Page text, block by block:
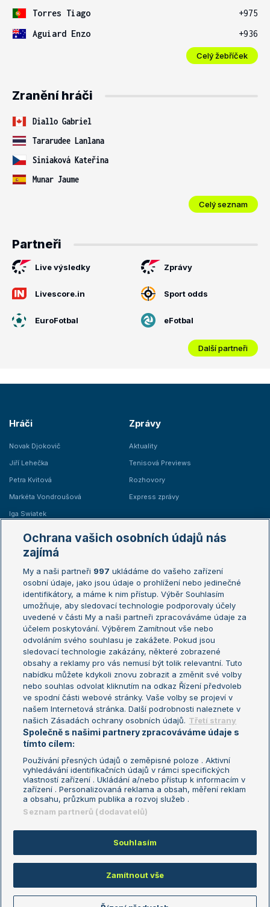
Torres Tiago
+975
Aguiard Enzo
+936
Celý žebříček
Zranění hráči
Diallo Gabriel
Tararudee Lanlana
Siniaková Kateřina
Munar Jaume
Celý seznam
Partneři
Live výsledky Zprávy
Livescore.in Sport odds
EuroFotbal eFotbal
Další partneři
Hráči
Novak Djokovič
Jiří Lehečka
Petra Kvitová
Markéta Vondroušová
Iga Swiatek
Zprávy
Aktuality
Tenisová Previews
Rozhovory
Express zprávy
Žebříčky
Žebříček ATP (muži)
Žebříček WTA (ženy)
Sázkařský žebříček
Australian Open
French Open
Wimbledon
US Open
Turnaj mistrů
Turnaj mistryň
Aktualní trendy
Fotbalové přestupy
Livesport Daily
LS Prague Open
Podmínky užití
Nastavení soukromí
GDPR a žurnalistika
Reklama
Kontakt
Informace o zpracování osobních
údajů
Copyright © 2008-2026 TenisPortal.cz. Využíváme zpravodajství ČTK.
Ochrana vašich osobních údajů nás
zajímá
My a naši partneři 997 ukládáme do vašeho zařízení
osobní údaje, jako jsou údaje o prohlížení nebo jedinečné
identifikátory, a máme k nim přístup. Výběr Souhlasím
umožňuje, aby sledovací technologie podporovaly účely
uvedené v části My a naši partneři zpracováváme údaje za
účelem poskytování. Výběrem Zamítnout vše nebo
odvoláním svého souhlasu je zakážete. Pokud jsou
sledovací technologie zakázány, některé zobrazené
obsahy a reklamy pro vás nemusí být tolik relevantní. Tuto
nabídku můžete kdykoli znovu zobrazit a změnit své volby
nebo souhlas odvolat kliknutím na odkaz Řízení předvoleb
ve spodní části webové stránky. Vaše volby se projeví v
našem Internetová stránka. Další podrobnosti naleznete v
našich Zásadách ochrany osobních údajů. Třetí strany
Společně s našimi partnery zpracováváme údaje s
tímto cílem:
Používání přesných údajů o zeměpisné poloze . Aktivní
vyhledávání identifikačních údajů v rámci specifických
vlastností zařízení . Ukládání a/nebo přístup k informacím v
zařízení . Personalizovaná reklama a obsah, měření reklam
a obsahu, průzkum publika a rozvoj služeb .
Seznam partnerů (dodavatelů)
Souhlasím
Zamítnout vše